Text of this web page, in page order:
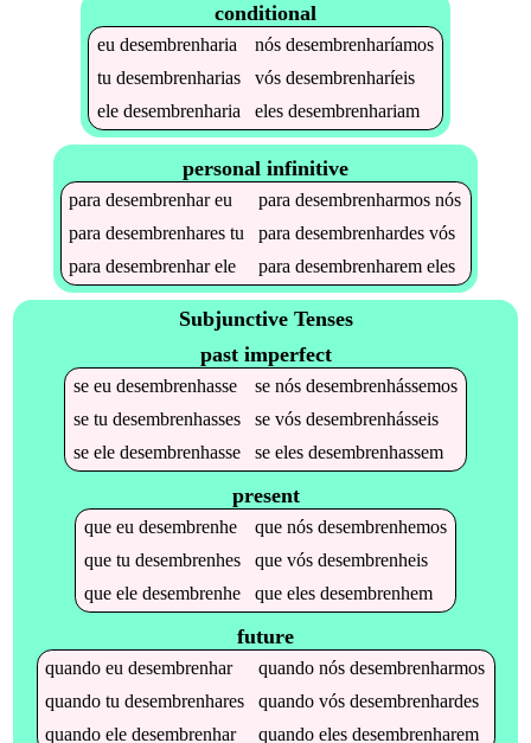
conditional
eu desembrenharia nós desembrenharíamos
tu desembrenharias vós desembrenharíeis
ele desembrenharia eles desembrenhariam
personal infinitive
paradesembrenhareu paradesembrenharmos nós
paradesembrenhares tu paradesembrenhardes vós
paradesembrenharele paradesembrenharem eles
Subjunctive Tenses
past imperfect
se eu desembrenhasse se nós desembrenhássemos
se tu desembrenhasses se vós desembrenhásseis
se ele desembrenhasse se eles desembrenhassem
present
que eu desembrenhe que nós desembrenhemos
que tu desembrenhes que vós desembrenheis
que ele desembrenhe que eles desembrenhem
future
quandoeudesembrenhar quandonósdesembrenharmos
quandotudesembrenhares quandovósdesembrenhardes
quandoeledesembrenhar quandoelesdesembrenharem